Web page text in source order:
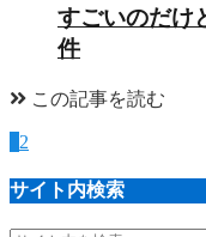
すごいのだけ
件
この記事を読む
2
サイト内検索